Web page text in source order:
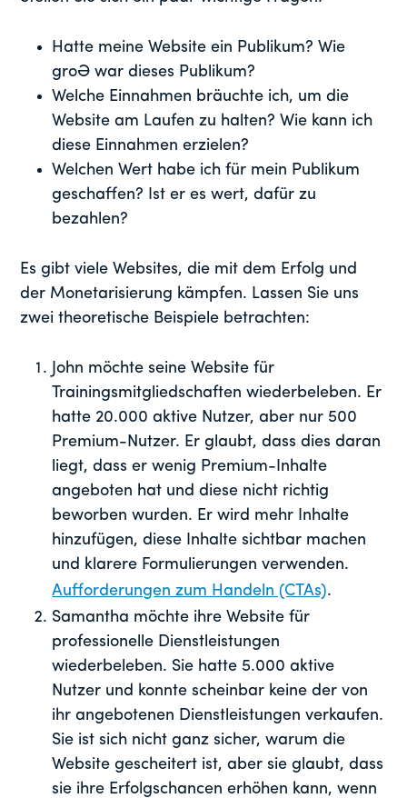
Hatte meine Website ein Publikum? Wie
groß war dieses Publikum?
Welche Einnahmen bräuchte ich, um die
Website am Laufen zu halten? Wie kann ich
diese Einnahmen erzielen?
Welchen Wert habe ich für mein Publikum
geschaffen? Ist er es wert, dafür zu
bezahlen?
Es gibt viele Websites, die mit dem Erfolg und
der Monetarisierung kämpfen. Lassen Sie uns
zwei theoretische Beispiele betrachten:
John möchte seine Website für
Trainingsmitgliedschaften wiederbeleben. Er
hatte 20.000 aktive Nutzer, aber nur 500
Premium-Nutzer. Er glaubt, dass dies daran
liegt, dass er wenig Premium-Inhalte
angeboten hat und diese nicht richtig
beworben wurden. Er wird mehr Inhalte
hinzufügen, diese Inhalte sichtbar machen
und klarere Formulierungen verwenden.
Aufforderungen zum Handeln (CTAs).
Samantha möchte ihre Website für
professionelle Dienstleistungen
wiederbeleben. Sie hatte 5.000 aktive
Nutzer und konnte scheinbar keine der von
ihr angebotenen Dienstleistungen verkaufen.
Sie ist sich nicht ganz sicher, warum die
Website gescheitert ist, aber sie glaubt, dass
sie ihre Erfolgschancen erhöhen kann, wenn